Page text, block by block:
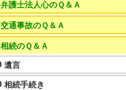
弁護士法人心のＱ＆Ａ
交通事故のＱ＆Ａ
相続のＱ＆Ａ
遺言
相続手続き